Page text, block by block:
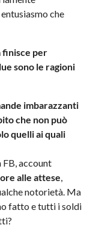
che
finisce per
sono le ragioni
imbarazzanti
che non può
quelli ai quali
FB, account
alle attese,
notorietà. Ma
fatto e tutti i soldi